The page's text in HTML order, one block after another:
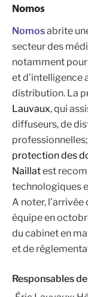
Nomos
Nomosabrite
secteur des
notamment
et d'intelligence
distribution. La
Lauvaux, qui
diffuseurs, de
protection des
Naillatest
technologiques
A noter, l’arrivée
équipe en
du cabinet en
et de
Responsables